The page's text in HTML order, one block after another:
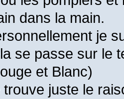
dans la main.
je
se passe sur le
et Blanc)
trouve juste le